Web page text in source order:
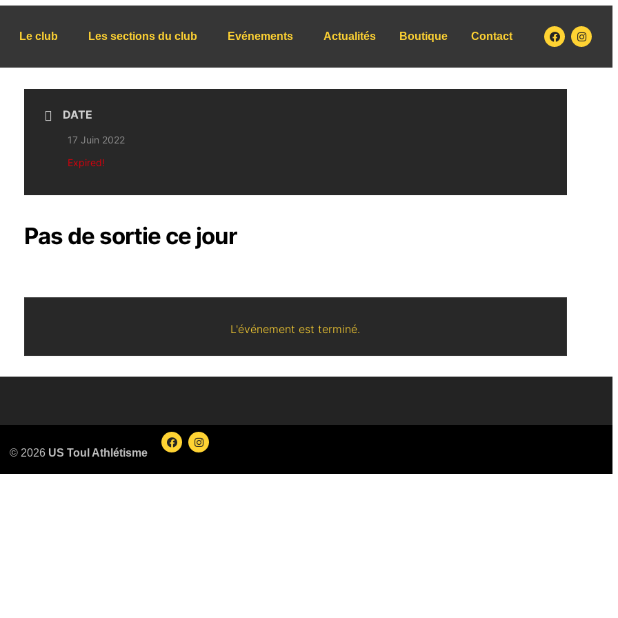
Le club Les sections du club Evénements Actualités Boutique Contact
DATE
17 Juin 2022
Expired!
Pas de sortie ce jour
L'événement est terminé.
© 2026 US Toul Athlétisme